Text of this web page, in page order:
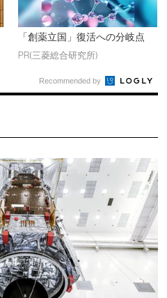
「創薬立国」復活への分岐点
PR(三菱総合研究所)
Recommended by